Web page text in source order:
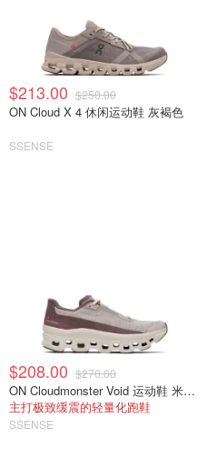
$213.00 $250.00
ON Cloud X 4 休闲运动鞋 灰褐色
SSENSE
$208.00 $270.00
ON Cloudmonster Void 运动鞋 米色红色
主打极致缓震的轻量化跑鞋
SSENSE